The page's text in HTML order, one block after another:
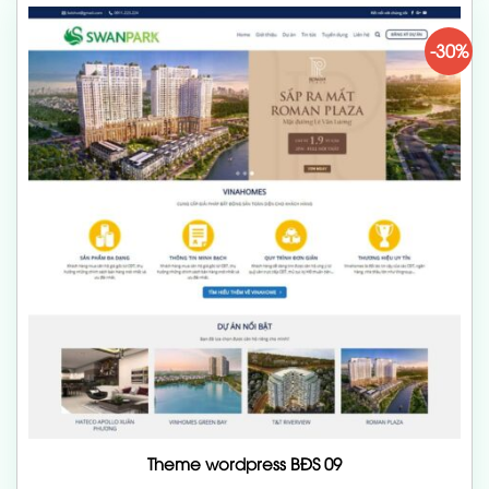
-30%
Theme wordpress BĐS 09